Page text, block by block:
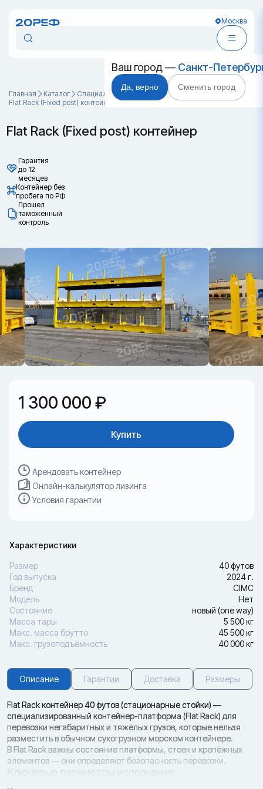
Москва
Ваш город — Санкт-
Да, верно Сменить город
Главная Каталог
Специальные контейнеры
Flat Rack (Fixed post) контейнер
Flat Rack (Fixed post) контейнер
Гарантия
до 12
месяцев
Контейнер без
пробега по РФ
Прошел
таможенный
контроль
1 300 000 ₽
Купить
Арендовать контейнер
Онлайн-калькулятор лизинга
Условия гарантии
Характеристики
Размер
40 футов
Год выпуска
2024 г.
Бренд
CIMC
Модель
Нет
Состояние
новый (one way)
Масса тары
5 500 кг
Макс. масса брутто
45 500 кг
Макс. грузоподъёмность
40 000 кг
Описание Гарантии Доставка Размеры
Flat Rack контейнер 40 футов (стационарные стойки) —
специализированный контейнер-платформа (Flat Rack) для
перевозки негабаритных и тяжёлых грузов, которые нельзя
разместить в обычном сухогрузном морском контейнере.
В Flat Rack важны состояние платформы, стоек и крепёжных
элементов — они определяют безопасность перевозки.
Ключевые параметры исполнения: